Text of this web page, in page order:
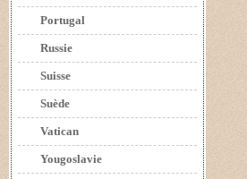
Portugal
Russie
Suisse
Suède
Vatican
Yougoslavie